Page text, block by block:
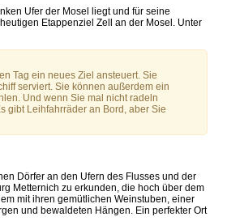
Ufer der Mosel liegt und für seine
Etappenziel Zell an der Mosel. Unter
Tag ein neues Ziel ansteuert. Sie
serviert. Sie können außerdem ein
Und wenn Sie mal nicht radeln
gibt Leihfahrräder an Bord, aber Sie
Dörfer an den Ufern des Flusses und der
Metternich zu erkunden, die hoch über dem
mit ihren gemütlichen Weinstuben, einer
und bewaldeten Hängen. Ein perfekter Ort